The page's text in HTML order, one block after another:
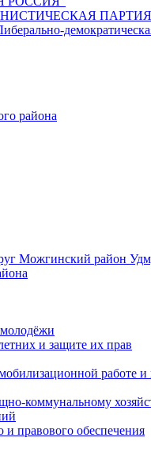
района
Можгинский район
и защите их прав
работе и
коммунальному
правового обеспечения